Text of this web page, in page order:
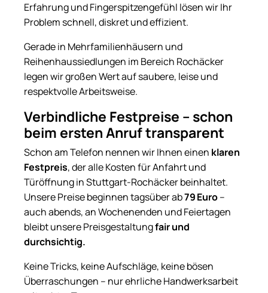
Erfahrung und Fingerspitzengefühl lösen wir Ihr
Problem schnell, diskret und effizient.
Gerade in Mehrfamilienhäusern und
Reihenhaussiedlungen im Bereich Rochäcker
legen wir großen Wert auf saubere, leise und
respektvolle Arbeitsweise.
Verbindliche Festpreise – schon
beim ersten Anruf transparent
Schon am Telefon nennen wir Ihnen einen klaren
Festpreis, der alle Kosten für Anfahrt und
Türöffnung in Stuttgart-Rochäcker beinhaltet.
Unsere Preise beginnen tagsüber ab79 Euro–
auch abends, an Wochenenden und Feiertagen
bleibt unsere Preisgestaltungfair und
durchsichtig.
Keine Tricks, keine Aufschläge, keine bösen
Überraschungen – nur ehrliche Handwerksarbeit